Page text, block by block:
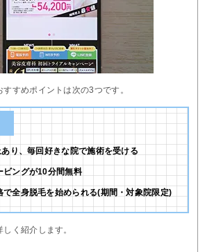
すめポイントは次の3つです。
り、毎回好きな院で施術を受ける
ビングが10分間無料
で全身脱毛を始められる(期間・対象院限定)
く紹介します。